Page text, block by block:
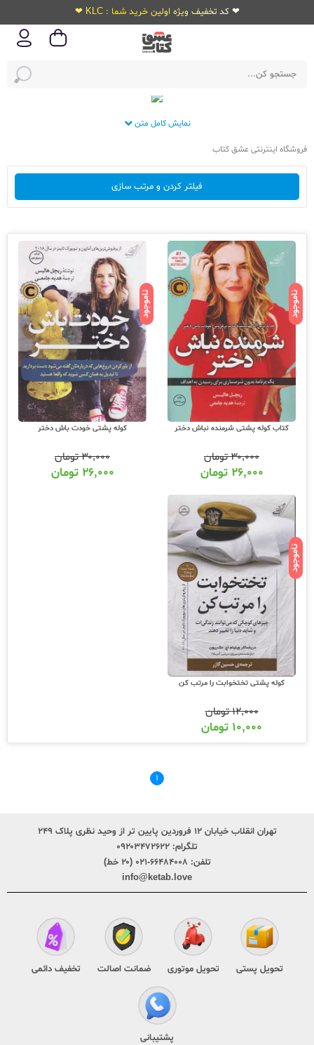
❤ کد تخفیف ویژه اولین خرید شما : KLC ❤
نمایش کامل متن
فروشگاه اینترنتی عشق کتاب
فیلتر کردن و مرتب سازی
ناموجود
کتاب کوله پشتی شرمنده نباش دختر
۳۰,۰۰۰تومان
۲۶,۰۰۰ تومان
ناموجود
کوله پشتی خودت باش دختر
۳۰,۰۰۰تومان
۲۶,۰۰۰ تومان
ناموجود
کوله پشتی تختخوابت را مرتب کن
۱۲,۰۰۰تومان
۱۰,۰۰۰ تومان
۱
تهران انقلاب خیابان ۱۲ فروردین پایین تر از وحید نظری پلاک ۲۴۹
تلگرام: ۰۹۲۰۳۴۷۲۶۲۲
تلفن: ۶۶۴۸۴۰۰۸-۰۲۱ (۲۰ خط)
info@ketab.love
تحویل پستی تحویل موتوری ضمانت اصالت تخفیف دائمی
پشتیبانی